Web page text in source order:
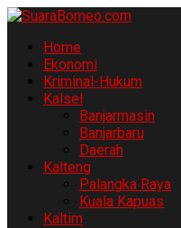
Home
Ekonomi
Kriminal-Hukum
Kalsel
Banjarmasin
Banjarbaru
Daerah
Kalteng
Palangka Raya
Kuala Kapuas
Kaltim